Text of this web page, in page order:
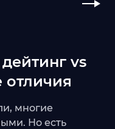
vs
отличия
многие
Но есть